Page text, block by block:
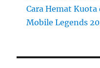
Cara Hemat
Mobile Legends